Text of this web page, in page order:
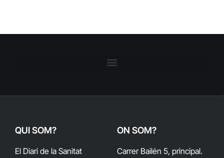
QUI SOM?
El Diari de la Sanitat
ON SOM?
Carrer Bailén 5, principal.